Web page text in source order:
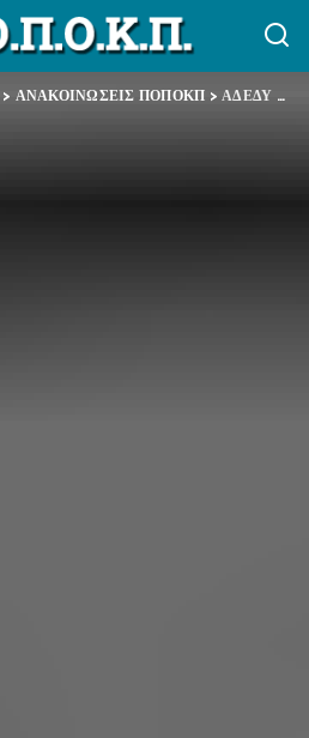
> ΑΝΑΚΟΙΝΩΣΕΙΣ ΠΟΠΟΚΠ >ΑΔΕΔΥ – Συλλαλητήριο Σάββατο, 5.11.2015, στις 6:00μμ, Άγαλμα Βενιζέλου